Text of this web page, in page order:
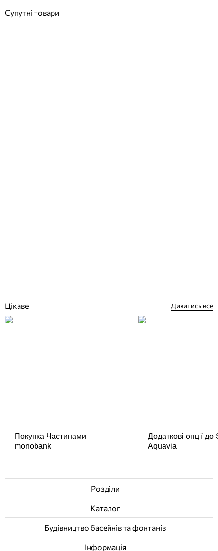
Супутні товари
Цікаве Дивитись все
Покупка Частинами
monobank
Додаткові опції
Aquavia
Розділи
Каталог
Будівництво басейнів та фонтанів
Інформація